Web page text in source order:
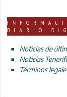
DIARIO
Noticias de
Noticias
Términos